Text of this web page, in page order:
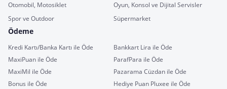
Otomobil, Motosiklet
Oyun, Konsol ve Dijital Servisler
Spor ve Outdoor
Süpermarket
Ödeme
Kredi Kartı/Banka Kartı ile Öde
Bankkart Lira ile Öde
MaxiPuan ile Öde
ParafPara ile Öde
MaxiMil ile Öde
Pazarama Cüzdan ile Öde
Bonus ile Öde
Hediye Puan Pluxee ile Öde